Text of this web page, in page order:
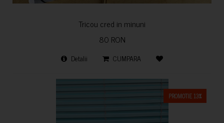
Tricou cred in minuni
80 RON
Detalii CUMPARA
PROMOTIE 13%